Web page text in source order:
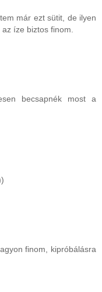
már ezt sütit, de ilyen
íze biztos finom.
becsapnék most a
finom, kipróbálásra